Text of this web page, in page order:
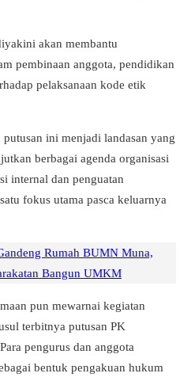
akan membantu
pembinaan anggota, pendidikan
pelaksanaan kode etik
ini menjadi landasan yang
berbagai agenda organisasi
internal dan penguatan
fokus utama pasca keluarnya
Rumah BUMN Muna,
Bangun UMKM
pun mewarnai kegiatan
terbitnya putusan PK
pengurus dan anggota
bentuk pengakuan hukum